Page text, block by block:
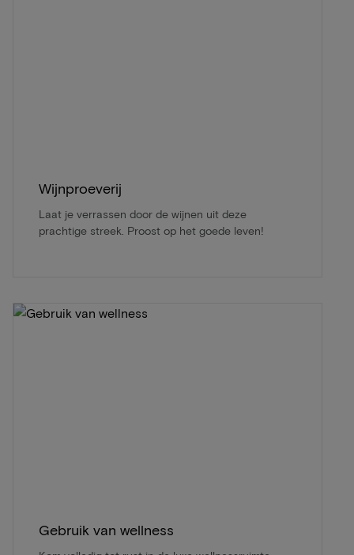
Wijnproeverij
Laat je verrassen door de wijnen uit deze
prachtige streek. Proost op het goede leven!
Gebruik van wellness